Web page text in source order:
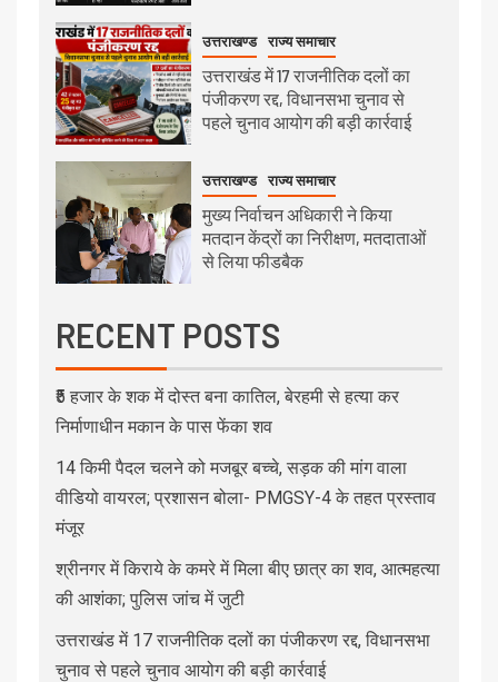
उत्तराखण्ड राज्य समाचार
उत्तराखंड में 17 राजनीतिक दलों का
पंजीकरण रद्द, विधानसभा चुनाव से
पहले चुनाव आयोग की बड़ी कार्रवाई
उत्तराखण्ड राज्य समाचार
मुख्य निर्वाचन अधिकारी ने किया
मतदान केंद्रों का निरीक्षण, मतदाताओं
से लिया फीडबैक
RECENT POSTS
₹5 हजार के शक में दोस्त बना कातिल, बेरहमी से हत्या कर
निर्माणाधीन मकान के पास फेंका शव
14 किमी पैदल चलने को मजबूर बच्चे, सड़क की मांग वाला
वीडियो वायरल; प्रशासन बोला- PMGSY-4 के तहत प्रस्ताव
मंजूर
श्रीनगर में किराये के कमरे में मिला बीए छात्र का शव, आत्महत्या
की आशंका; पुलिस जांच में जुटी
उत्तराखंड में 17 राजनीतिक दलों का पंजीकरण रद्द, विधानसभा
चुनाव से पहले चुनाव आयोग की बड़ी कार्रवाई